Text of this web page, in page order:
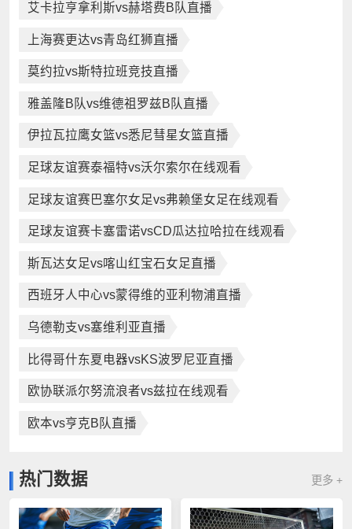
艾卡拉亨拿利斯vs赫塔费B队直播
上海赛更达vs青岛红狮直播
莫约拉vs斯特拉班竞技直播
雅盖隆B队vs维德祖罗兹B队直播
伊拉瓦拉鹰女篮vs悉尼彗星女篮直播
足球友谊赛泰福特vs沃尔索尔在线观看
足球友谊赛巴塞尔女足vs弗赖堡女足在线观看
足球友谊赛卡塞雷诺vsCD瓜达拉哈拉在线观看
斯瓦达女足vs喀山红宝石女足直播
西班牙人中心vs蒙得维的亚利物浦直播
乌德勒支vs塞维利亚直播
比得哥什东夏电器vsKS波罗尼亚直播
欧协联派尔努流浪者vs兹拉在线观看
欧本vs亨克B队直播
热门数据 更多 +